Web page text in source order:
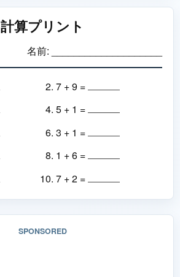
計算プリント
名前: ____________________
7 + 9 =
5 + 1 =
3 + 1 =
1 + 6 =
7 + 2 =
SPONSORED